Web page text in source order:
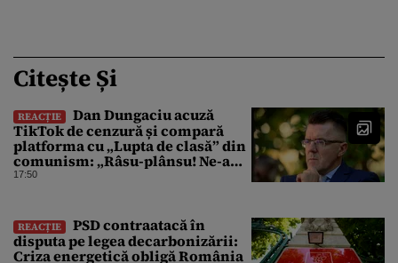
Citește Și
REACȚIE
Dan Dungaciu acuză
TikTok de cenzură și compară
platforma cu „Lupta de clasă” din
comunism: „Râsu-plânsu! Ne-am
întors de unde am plecat!”
17:50
REACȚIE
PSD contraatacă în
disputa pe legea decarbonizării:
Criza energetică obligă România